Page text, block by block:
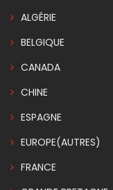
ALGÉRIE
BELGIQUE
CANADA
CHINE
ESPAGNE
EUROPE(AUTRES)
FRANCE